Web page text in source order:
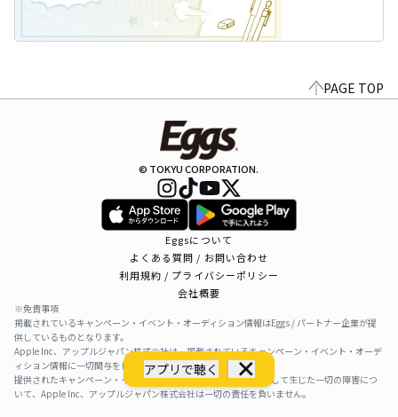
アプリで聴く
PAGE TOP
© TOKYU CORPORATION.
Eggsについて
よくある質問 / お問い合わせ
利用規約 / プライバシーポリシー
会社概要
※免責事項
掲載されているキャンペーン・イベント・オーディション情報はEggs / パートナー企業が提
供しているものとなります。
Apple Inc、アップルジャパン株式会社は、掲載されているキャンペーン・イベント・オーデ
ィション情報に一切関与をしておりません。
提供されたキャンペーン・イベント・オーディション情報を利用して生じた一切の障害につ
いて、Apple Inc、アップルジャパン株式会社は一切の責任を負いません。